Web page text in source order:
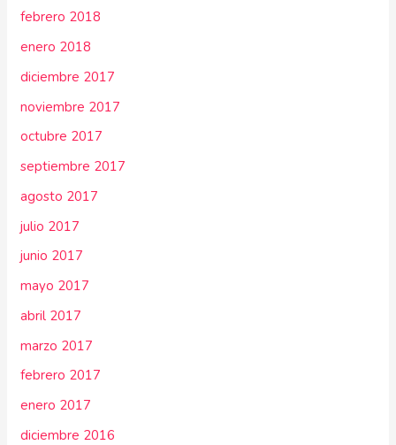
febrero 2018
enero 2018
diciembre 2017
noviembre 2017
octubre 2017
septiembre 2017
agosto 2017
julio 2017
junio 2017
mayo 2017
abril 2017
marzo 2017
febrero 2017
enero 2017
diciembre 2016